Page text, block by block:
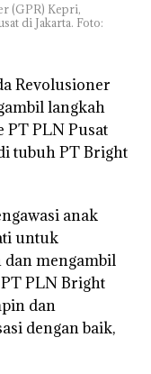
(GPR) Kepri,
di Jakarta. Foto:
Revolusioner
langkah
PT PLN Pusat
tubuh PT Bright
anak
untuk
mengambil
PLN Bright
dan
dengan baik,